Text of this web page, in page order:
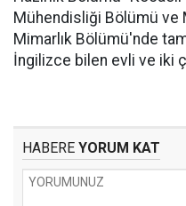
Mühendisliği Bölümü ve
Mimarlık Bölümü'nde
İngilizce bilen evli ve iki
HABERE YORUM KAT